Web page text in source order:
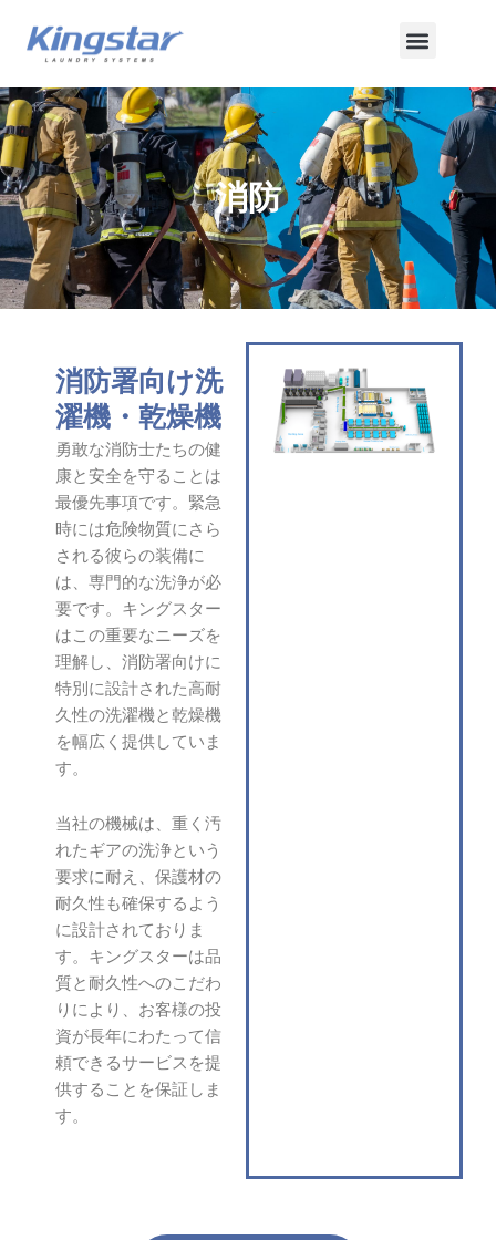
ス
キ
ッ
プ
メ
ニ
ュ
ー
消防
消防署向け洗
濯機・乾燥機
勇敢な消防士たちの健
康と安全を守ることは
最優先事項です。緊急
時には危険物質にさら
される彼らの装備に
は、専門的な洗浄が必
要です。キングスター
はこの重要なニーズを
理解し、消防署向けに
特別に設計された高耐
久性の洗濯機と乾燥機
を幅広く提供していま
す。
当社の機械は、重く汚
れたギアの洗浄という
要求に耐え、保護材の
耐久性も確保するよう
に設計されておりま
す。キングスターは品
質と耐久性へのこだわ
りにより、お客様の投
資が長年にわたって信
頼できるサービスを提
供することを保証しま
す。